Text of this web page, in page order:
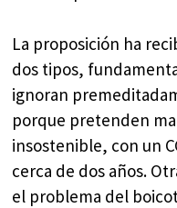
La proposición ha
dos tipos,
ignoran
porque pretenden
insostenible, con un
cerca de dos años.
el problema del